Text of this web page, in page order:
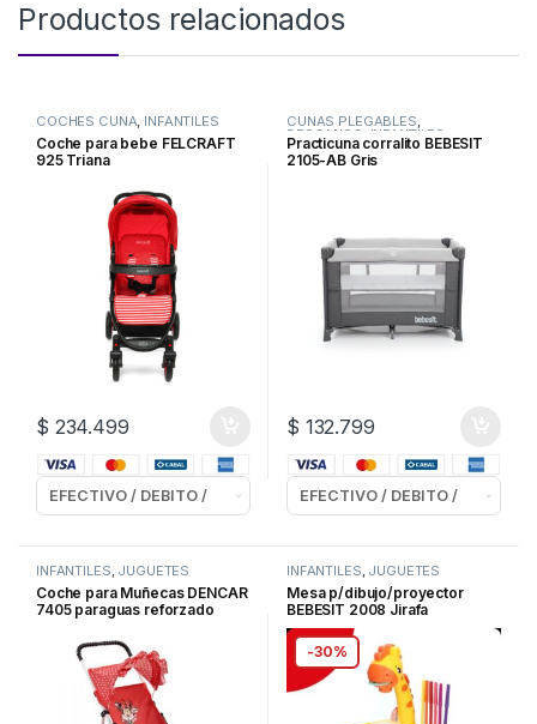
Productos relacionados
COCHES CUNA, INFANTILES
Coche para bebe FELCRAFT
925 Triana
$ 234.499
CUNAS PLEGABLES,
DESCANSO INFANTILES
Practicuna corralito BEBESIT
2105-AB Gris
$ 132.799
INFANTILES, JUGUETES
Coche para Muñecas DENCAR
7405 paraguas reforzado
INFANTILES, JUGUETES
Mesa p/dibujo/proyector
BEBESIT 2008 Jirafa
Amarillo/Rosa
-30%